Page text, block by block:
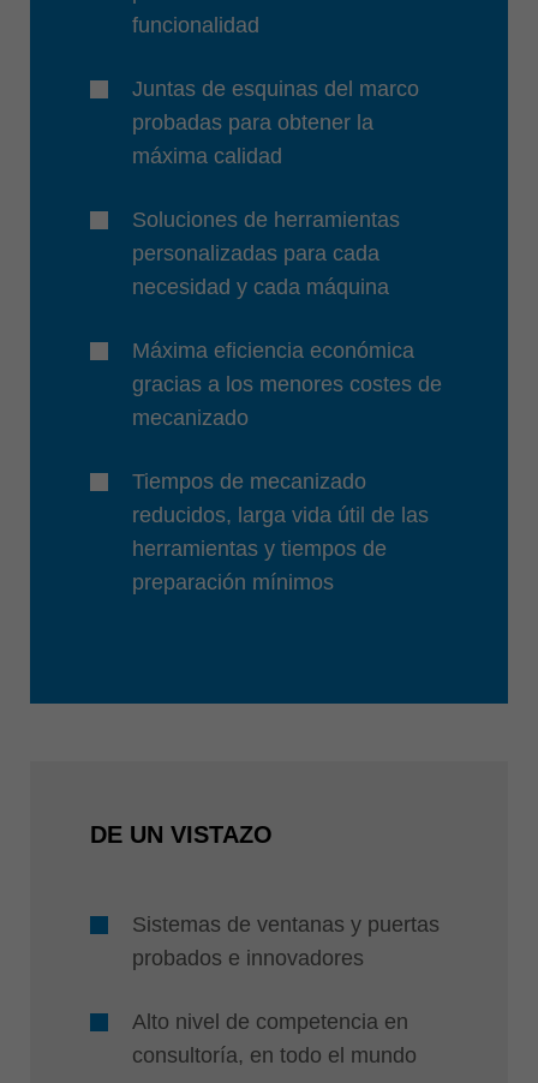
funcionalidad
Juntas de esquinas del marco
probadas para obtener la
máxima calidad
Soluciones de herramientas
personalizadas para cada
necesidad y cada máquina
Máxima eficiencia económica
gracias a los menores costes de
mecanizado
Tiempos de mecanizado
reducidos, larga vida útil de las
herramientas y tiempos de
preparación mínimos
DE UN VISTAZO
Sistemas de ventanas y puertas
probados e innovadores
Alto nivel de competencia en
consultoría, en todo el mundo